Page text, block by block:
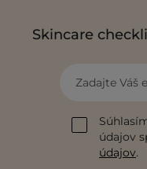
Skincare
Zadajte Váš
údajov
údajov.